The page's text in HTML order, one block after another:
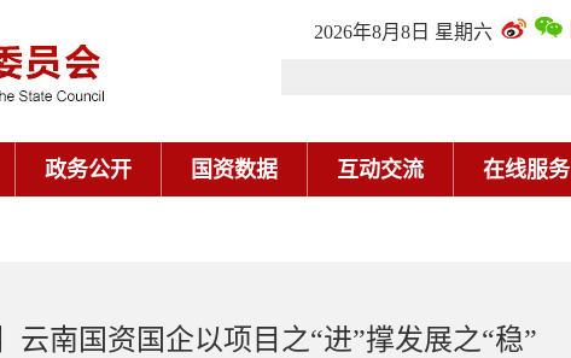
2026年8月8日 星期六
政务公开 国资数据 互动交流 在线服务
云南国资国企以项目之“进”撑发展之“稳”